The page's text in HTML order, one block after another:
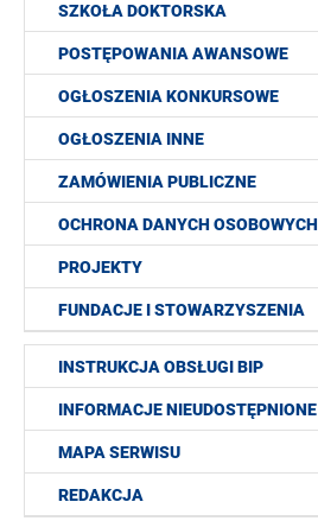
SZKOŁA DOKTORSKA
POSTĘPOWANIA AWANSOWE
OGŁOSZENIA KONKURSOWE
OGŁOSZENIA INNE
ZAMÓWIENIA PUBLICZNE
OCHRONA DANYCH OSOBOWYCH
PROJEKTY
FUNDACJE I STOWARZYSZENIA
INSTRUKCJA OBSŁUGI BIP
INFORMACJE NIEUDOSTĘPNIONE
MAPA SERWISU
REDAKCJA